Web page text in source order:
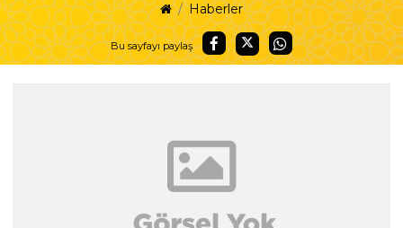
Haberler
Bu sayfayı paylaş